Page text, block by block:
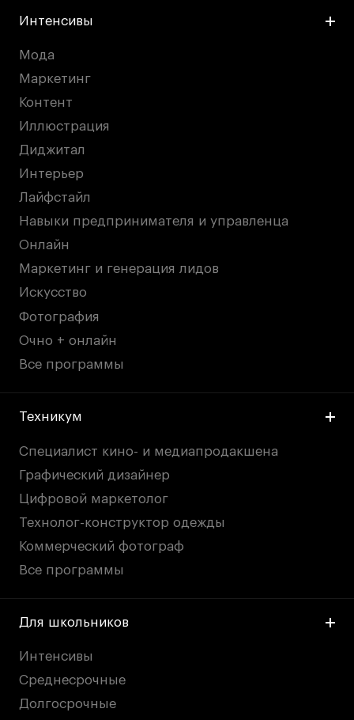
Интенсивы
Мода
Маркетинг
Контент
Иллюстрация
Диджитал
Интерьер
Лайфстайл
Навыки предпринимателя и управленца
Онлайн
Маркетинг и генерация лидов
Искусство
Фотография
Очно + онлайн
Все программы
Техникум
Специалист кино- и медиапродакшена
Графический дизайнер
Цифровой маркетолог
Технолог-конструктор одежды
Коммерческий фотограф
Все программы
Для школьников
Интенсивы
Среднесрочные
Долгосрочные